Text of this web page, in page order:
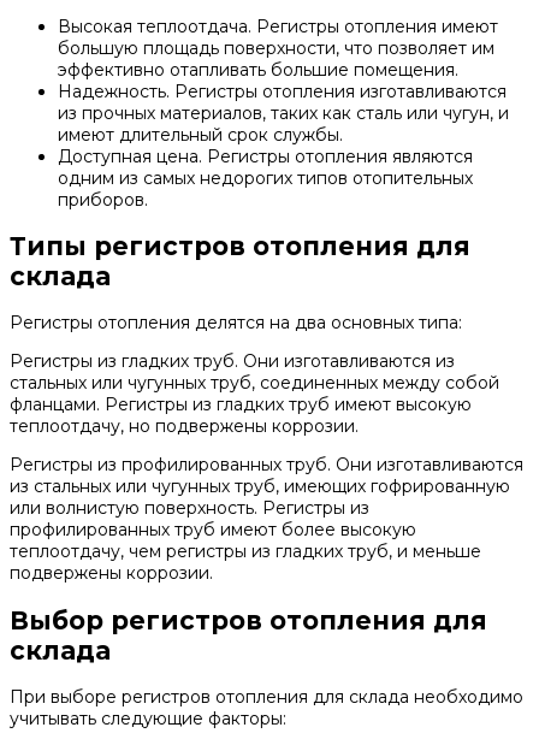
Высокая теплоотдача. Регистры отопления имеют
большую площадь поверхности, что позволяет им
эффективно отапливать большие помещения.
Надежность. Регистры отопления изготавливаются
из прочных материалов, таких как сталь или чугун, и
имеют длительный срок службы.
Доступная цена. Регистры отопления являются
одним из самых недорогих типов отопительных
приборов.
Типы регистров отопления для
склада
Регистры отопления делятся на два основных типа:
Регистры из гладких труб. Они изготавливаются из
стальных или чугунных труб, соединенных между собой
фланцами. Регистры из гладких труб имеют высокую
теплоотдачу, но подвержены коррозии.
Регистры из профилированных труб. Они изготавливаются
из стальных или чугунных труб, имеющих гофрированную
или волнистую поверхность. Регистры из
профилированных труб имеют более высокую
теплоотдачу, чем регистры из гладких труб, и меньше
подвержены коррозии.
Выбор регистров отопления для
склада
При выборе регистров отопления для склада необходимо
учитывать следующие факторы: